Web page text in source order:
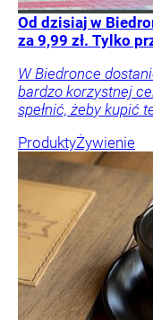
Od dzisiaj w
za 9,99 zł. Tylko
W Biedronce
bardzo korzystnej
spełnić, żeby kupić
ProduktyŻywienie